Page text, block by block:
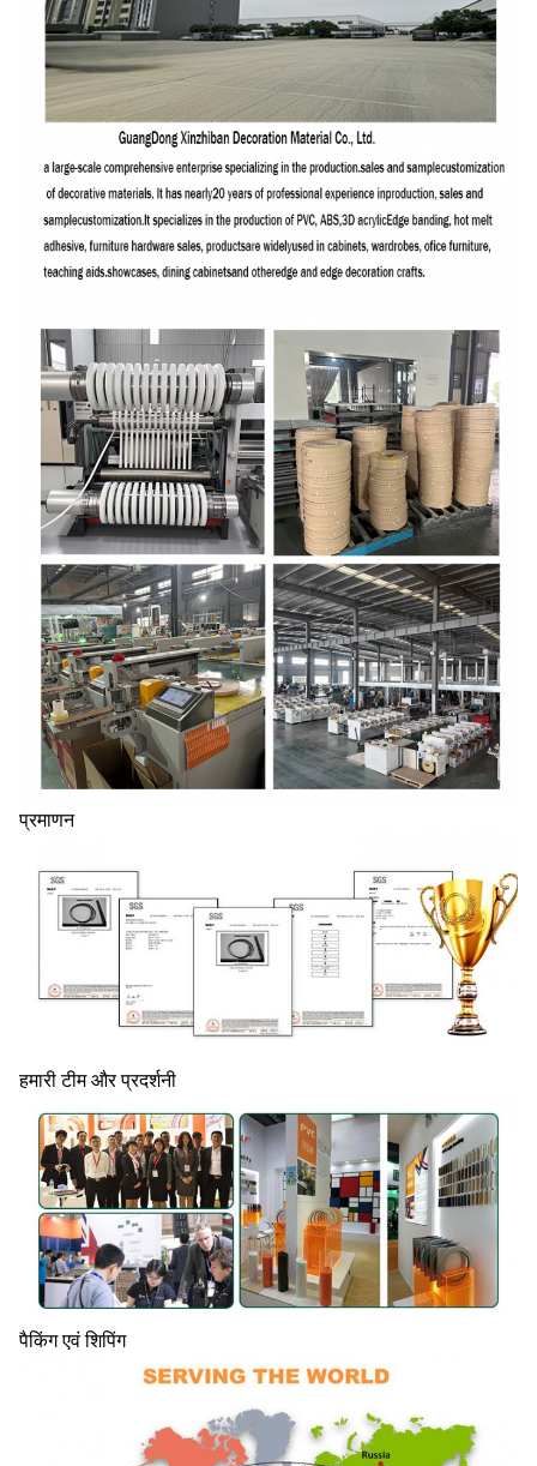
प्रमाणन
हमारी टीम और प्रदर्शनी
पैकिंग एवं शिपिंग